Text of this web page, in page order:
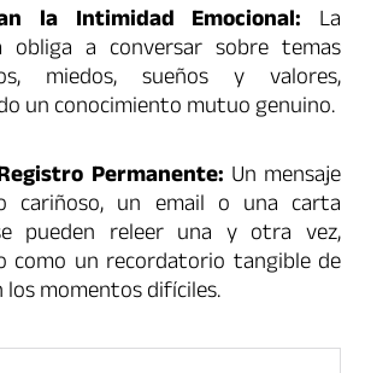
la Intimidad Emocional: La
obliga a conversar sobre temas
miedos, sueños y valores,
un conocimiento mutuo genuino.
Permanente: Un mensaje
cariñoso, un email o una carta
pueden releer una y otra vez,
como un recordatorio tangible de
los momentos difíciles.